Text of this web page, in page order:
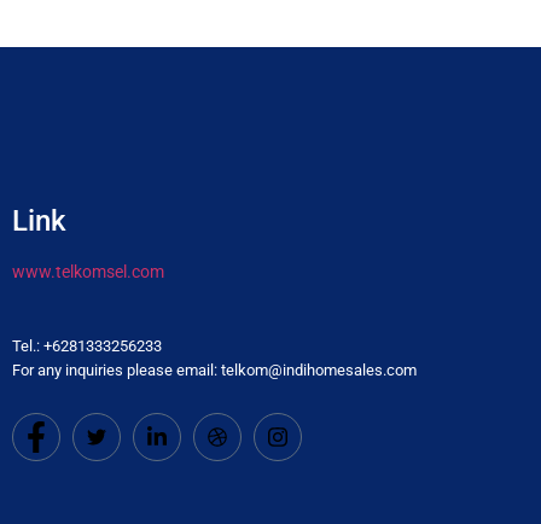
Link
www.telkomsel.com
Tel.: +6281333256233
For any inquiries please email: telkom@indihomesales.com